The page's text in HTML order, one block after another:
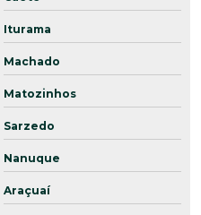
Iturama
Machado
Matozinhos
Sarzedo
Nanuque
Araçuaí